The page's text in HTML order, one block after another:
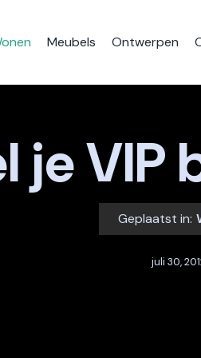
Meubels Ontwerpen
je VIP
Geplaatst in:
juli 30,